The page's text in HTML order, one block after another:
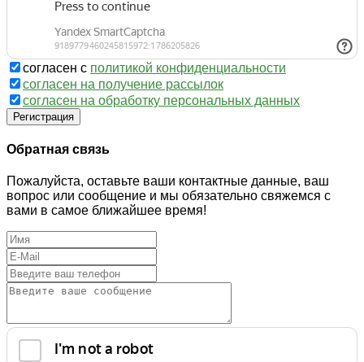
согласен с политикой конфиденциальности
согласен на получение рассылок
согласен на обработку персональных данных
Регистрация
Обратная связь
Пожалуйста, оставьте ваши контактные данные, ваш
вопрос или сообщение и мы обязательно свяжемся с
вами в самое ближайшее время!